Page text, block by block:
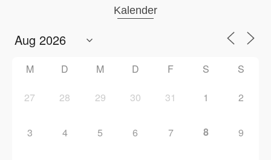
Kalender
M D M D F S S
27 28 29 30 31 1 2
3 4 5 6 7 8 9